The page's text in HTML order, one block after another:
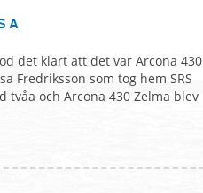
A
det klart att det var Arcona 430
Fredriksson som tog hem SRS
tvåa och Arcona 430 Zelma blev